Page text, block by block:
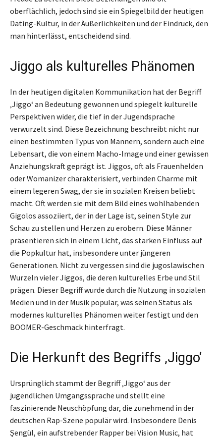
oberflächlich, jedoch sind sie ein Spiegelbild der heutigen
Dating-Kultur, in der Äußerlichkeiten und der Eindruck, den
man hinterlässt, entscheidend sind.
Jiggo als kulturelles Phänomen
In der heutigen digitalen Kommunikation hat der Begriff
‚Jiggo‘ an Bedeutung gewonnen und spiegelt kulturelle
Perspektiven wider, die tief in der Jugendsprache
verwurzelt sind. Diese Bezeichnung beschreibt nicht nur
einen bestimmten Typus von Männern, sondern auch eine
Lebensart, die von einem Macho-Image und einer gewissen
Anziehungskraft geprägt ist. Jiggos, oft als Frauenhelden
oder Womanizer charakterisiert, verbinden Charme mit
einem legeren Swag, der sie in sozialen Kreisen beliebt
macht. Oft werden sie mit dem Bild eines wohlhabenden
Gigolos assoziiert, der in der Lage ist, seinen Style zur
Schau zu stellen und Herzen zu erobern. Diese Männer
präsentieren sich in einem Licht, das starken Einfluss auf
die Popkultur hat, insbesondere unter jüngeren
Generationen. Nicht zu vergessen sind die jugoslawischen
Wurzeln vieler Jiggos, die deren kulturelles Erbe und Stil
prägen. Dieser Begriff wurde durch die Nutzung in sozialen
Medien und in der Musik populär, was seinen Status als
modernes kulturelles Phänomen weiter festigt und den
BOOMER-Geschmack hinterfragt.
Die Herkunft des Begriffs ‚Jiggo‘
Ursprünglich stammt der Begriff ‚Jiggo‘ aus der
jugendlichen Umgangssprache und stellt eine
faszinierende Neuschöpfung dar, die zunehmend in der
deutschen Rap-Szene populär wird. Insbesondere Denis
Şengül, ein aufstrebender Rapper bei Vision Music, hat